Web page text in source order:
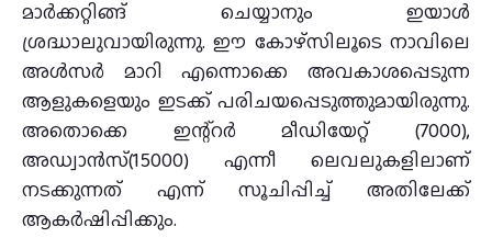
മാര്‍ക്കറ്റിങ്ങ് ചെയ്യാനും ഇയാള്‍
ശ്രദ്ധാലുവായിരുന്നു. ഈ കോഴ്‌സിലൂടെ നാവിലെ
അള്‍സര്‍ മാറി എന്നൊക്കെ അവകാശപ്പെടുന്ന
ആളുകളെയും ഇടക്ക് പരിചയപ്പെടുത്തുമായിരുന്നു.
അതൊക്കെ ഇന്റ്റര്‍ മീഡിയേറ്റ് (7000),
അഡ്വാന്‍സ്(15000) എന്നീ ലെവലുകളിലാണ്
നടക്കുന്നത് എന്ന് സൂചിപ്പിച്ച് അതിലേക്ക്
ആകര്‍ഷിപ്പിക്കും.